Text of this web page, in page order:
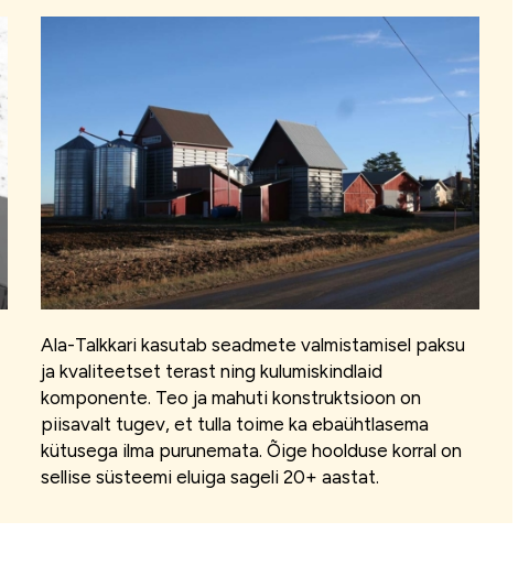
Ala-Talkkari kasutab seadmete valmistamisel paksu
ja kvaliteetset terast ning kulumiskindlaid
komponente. Teo ja mahuti konstruktsioon on
piisavalt tugev, et tulla toime ka ebaühtlasema
kütusega ilma purunemata. Õige hoolduse korral on
sellise süsteemi eluiga sageli 20+ aastat.